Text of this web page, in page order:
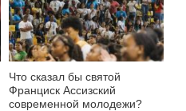
Что сказал бы святой
Франциск Ассизский
современной молодежи?